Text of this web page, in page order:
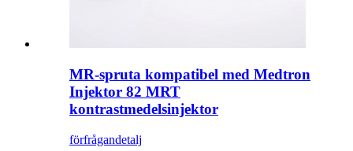
MR-spruta kompatibel med Medtron
Injektor 82 MRT
kontrastmedelsinjektor
förfrågandetalj